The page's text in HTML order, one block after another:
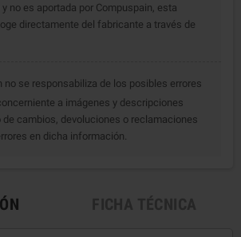
no es aportada por Compuspain, esta
directamente del fabricante a través de
no se responsabiliza de los posibles errores
a imágenes y descripciones
cambios, devoluciones o reclamaciones
en dicha información.